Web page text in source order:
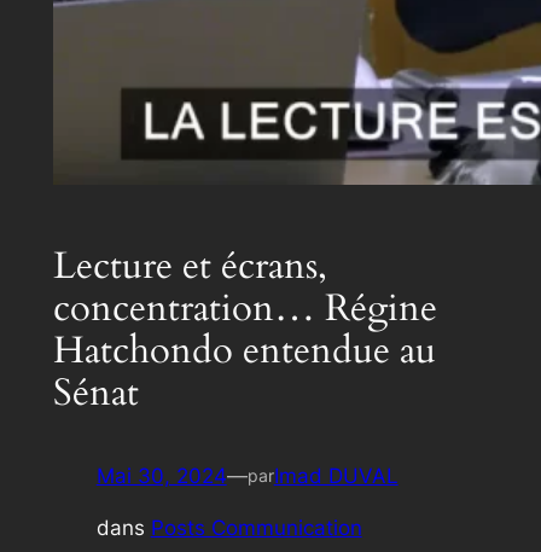
Lecture et écrans,
concentration… Régine
Hatchondo entendue au
Sénat
Mai 30, 2024—parImad DUVAL
dans Posts Communication